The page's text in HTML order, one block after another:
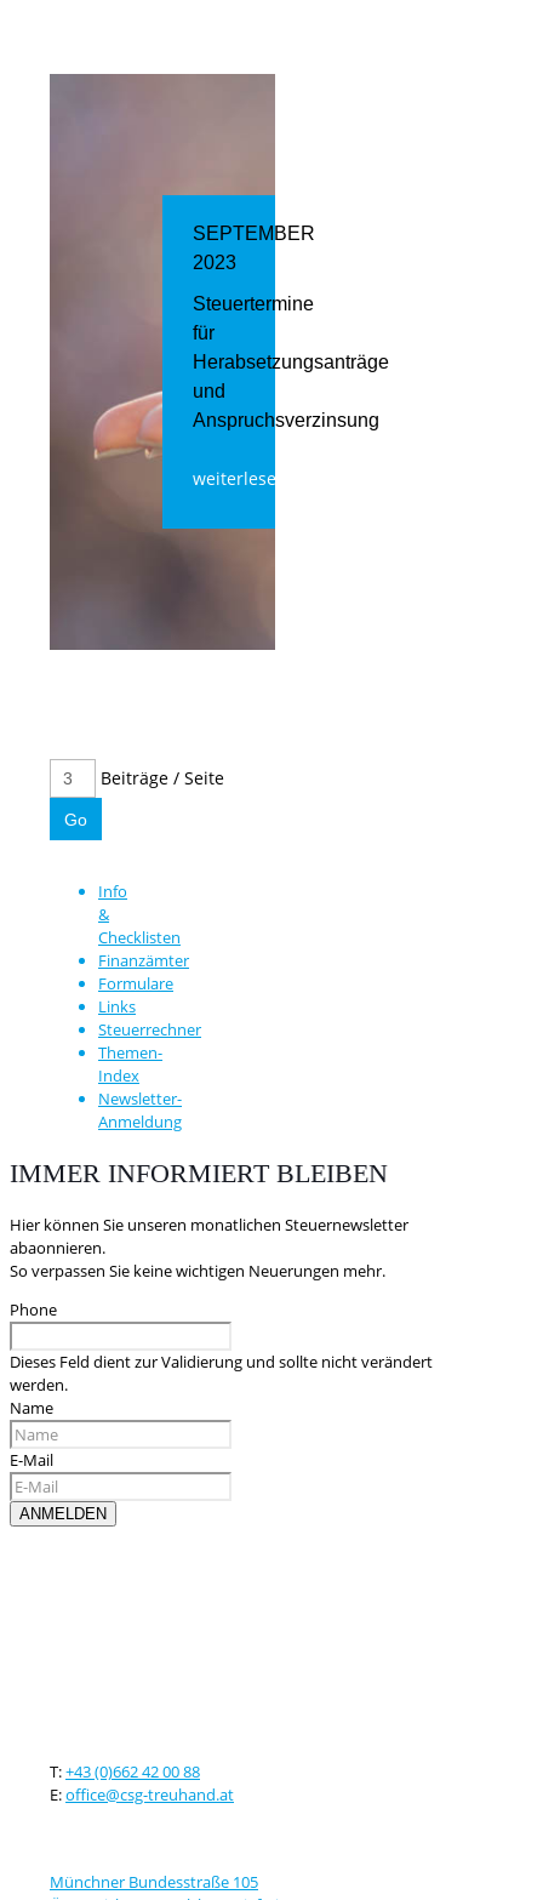
SEPTEMBER
2023
Steuertermine
für
Herabsetzungsanträge
und
Anspruchsverzinsung
weiterlesen
Beiträge / Seite
Info
&
Checklisten
Finanzämter
Formulare
Links
Steuerrechner
Themen-
Index
Newsletter-
Anmeldung
IMMER INFORMIERT BLEIBEN
Hier können Sie unseren monatlichen Steuernewsletter
abaonnieren.
So verpassen Sie keine wichtigen Neuerungen mehr.
Phone
Dieses Feld dient zur Validierung und sollte nicht verändert
werden.
Name
E-Mail
T:+43 (0)662 42 00 88
E:office@csg-treuhand.at
Münchner Bundesstraße 105